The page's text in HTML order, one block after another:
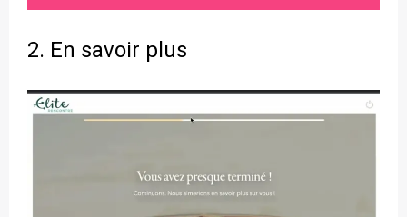
2. En savoir plus